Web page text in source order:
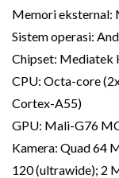
Memori eksternal:
Sistem operasi:
Chipset: Mediatek
CPU: Octa-core
Cortex-A55)
GPU: Mali-G76
Kamera: Quad 64
120 (ultrawide); 2